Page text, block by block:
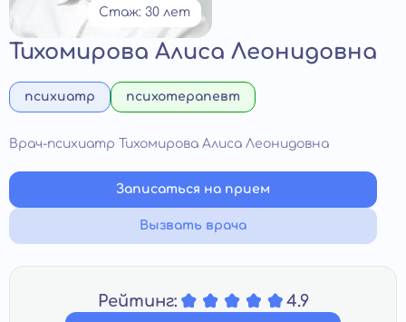
Стаж: 30 лет
Тихомирова Алиса Леонидовна
психиатр психотерапевт
Врач-психиатр Тихомирова Алиса Леонидовна
Записаться на прием
Вызвать врача
Рейтинг: 4.9